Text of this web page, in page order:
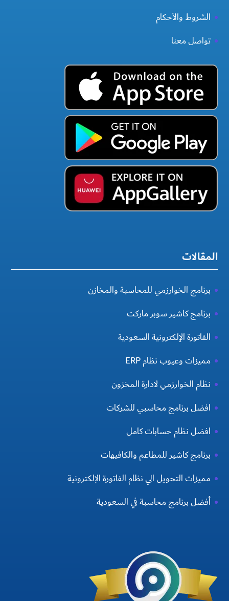
الشروط والأحكام
تواصل معنا
المقالات
برنامج الخوارزمي للمحاسبة والمخازن
برنامج كاشير سوبر ماركت
الفاتورة الإلكترونية السعودية
مميزات وعيوب نظام ERP
نظام الخوارزمي لادارة المخزون
افضل برنامج محاسبي للشركات
افضل نظام حسابات كامل
برنامج كاشير للمطاعم والكافيهات
مميزات التحويل الي نظام الفاتورة الإلكترونية
أفضل برنامج محاسبة في السعودية